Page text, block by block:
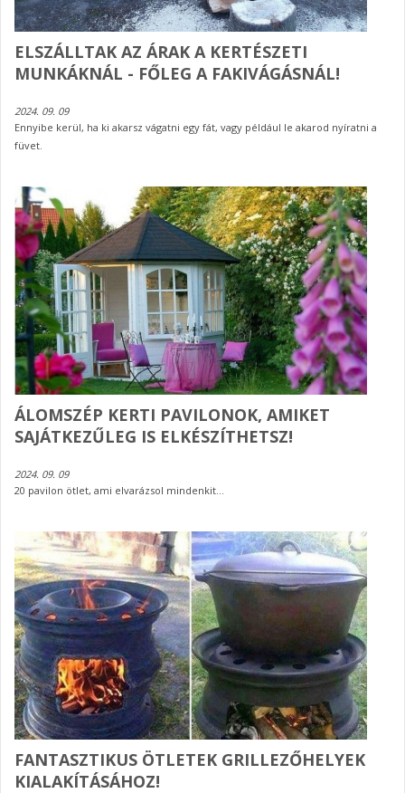
ELSZÁLLTAK AZ ÁRAK A KERTÉSZETI
MUNKÁKNÁL - FŐLEG A FAKIVÁGÁSNÁL!
2024. 09. 09
Ennyibe kerül, ha ki akarsz vágatni egy fát, vagy például le akarod nyíratni a
füvet.
ÁLOMSZÉP KERTI PAVILONOK, AMIKET
SAJÁTKEZŰLEG IS ELKÉSZÍTHETSZ!
2024. 09. 09
20 pavilon ötlet, ami elvarázsol mindenkit...
FANTASZTIKUS ÖTLETEK GRILLEZŐHELYEK
KIALAKÍTÁSÁHOZ!